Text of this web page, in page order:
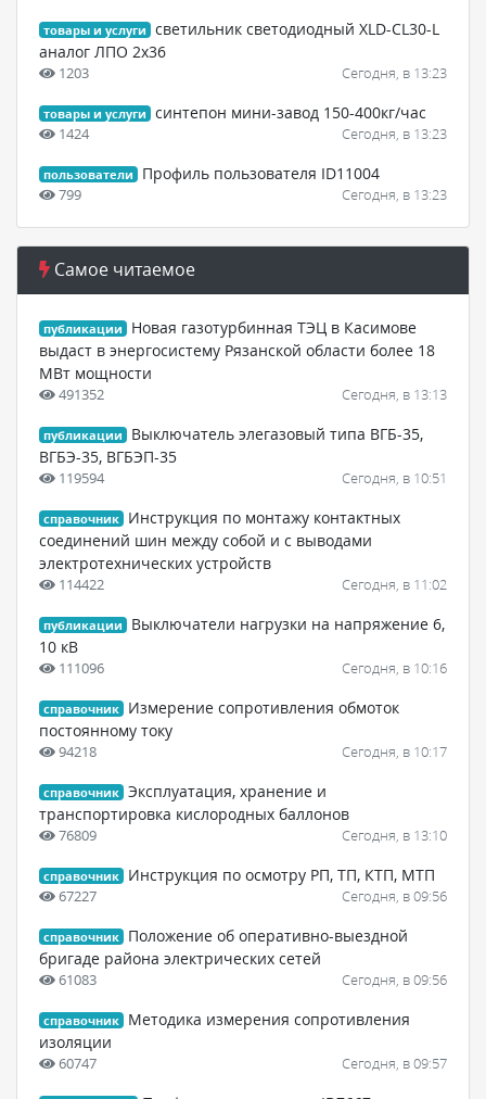
товары и услуги
светильник светодиодный XLD-CL30-L
аналог ЛПО 2х36
1203 Сегодня, в 13:23
товары и услуги синтепон мини-завод 150-400кг/час
1424 Сегодня, в 13:23
пользователи Профиль пользователя ID11004
799 Сегодня, в 13:23
Самое читаемое
публикации
Новая газотурбинная ТЭЦ в Касимове
выдаст в энергосистему Рязанской области более 18
МВт мощности
491352 Сегодня, в 13:13
публикации
Выключатель элегазовый типа ВГБ-35,
ВГБЭ-35, ВГБЭП-35
119594 Сегодня, в 10:51
справочник
Инструкция по монтажу контактных
соединений шин между собой и с выводами
электротехнических устройств
114422 Сегодня, в 11:02
публикации
Выключатели нагрузки на напряжение 6,
10 кВ
111096 Сегодня, в 10:16
справочник
Измерение сопротивления обмоток
постоянному току
94218 Сегодня, в 10:17
справочник Эксплуатация, хранение и
транспортировка кислородных баллонов
76809 Сегодня, в 13:10
справочник Инструкция по осмотру РП, ТП, КТП, МТП
67227 Сегодня, в 09:56
справочник
Положение об оперативно-выездной
бригаде района электрических сетей
61083 Сегодня, в 09:56
справочник
Методика измерения сопротивления
изоляции
60747 Сегодня, в 09:57